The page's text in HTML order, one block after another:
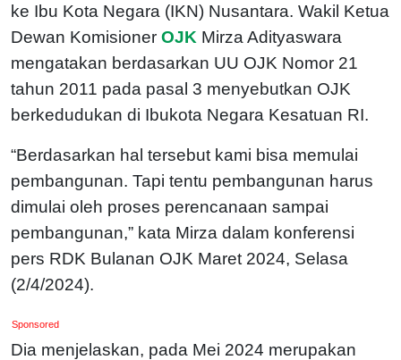
ke Ibu Kota Negara (IKN) Nusantara. Wakil Ketua
Dewan Komisioner OJK Mirza Adityaswara
mengatakan berdasarkan UU OJK Nomor 21
tahun 2011 pada pasal 3 menyebutkan OJK
berkedudukan di Ibukota Negara Kesatuan RI.
“Berdasarkan hal tersebut kami bisa memulai
pembangunan. Tapi tentu pembangunan harus
dimulai oleh proses perencanaan sampai
pembangunan,” kata Mirza dalam konferensi
pers RDK Bulanan OJK Maret 2024, Selasa
(2/4/2024).
Sponsored
Dia menjelaskan, pada Mei 2024 merupakan